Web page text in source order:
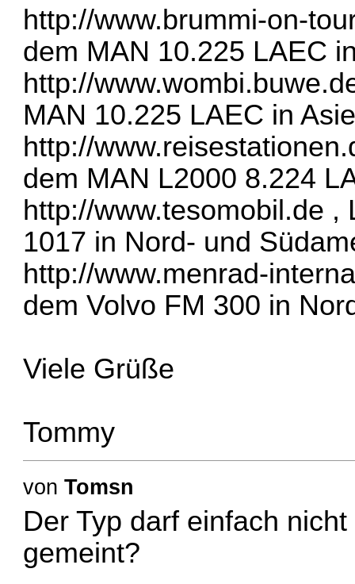
http://www.brummi-on-
dem MAN 10.225 LAEC
http://
MAN 10.225 LAEC in
http://
dem MAN L2000 8.224
http://www.tesomobil.de ,
1017 in Nord- und
http://www.menrad-
dem Volvo FM 300 in
Viele Grüße
Tommy
vonTomsn
Der Typ darf einfach
gemeint?